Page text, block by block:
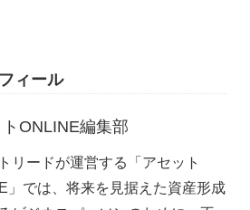
ィール
ONLINE編集部
リードが運営する「アセット
」では、将来を見据えた資産形成